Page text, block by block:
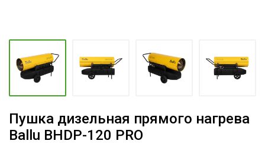
Пушка дизельная прямого нагрева
Ballu BHDP-120 PRO